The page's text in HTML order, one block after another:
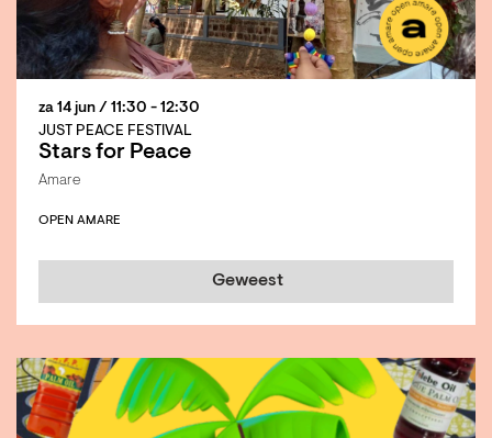
Stars for Peace
JUST PEACE FESTIVAL
za 14 jun / 11:30 - 12:30
Amare
OPEN AMARE
Geweest